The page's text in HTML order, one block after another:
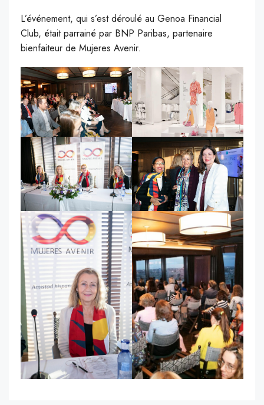
L’événement, qui s’est déroulé au Genoa Financial
Club, était parrainé par BNP Paribas, partenaire
bienfaiteur de Mujeres Avenir.